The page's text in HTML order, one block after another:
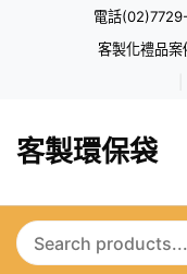
電話
客製化禮品案
客製環保袋